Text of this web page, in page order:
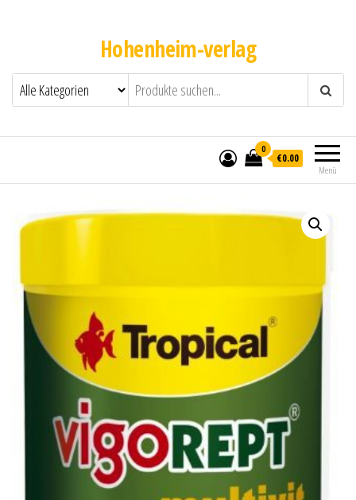
Hohenheim-verlag
Menü
0
€0.00